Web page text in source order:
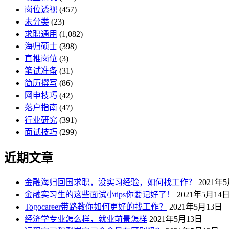
岗位透视 (457)
未分类 (23)
求职通用 (1,082)
海归硕士 (398)
直推岗位 (3)
笔试准备 (31)
简历撰写 (86)
网申技巧 (42)
落户指南 (47)
行业研究 (391)
面试技巧 (299)
近期文章
金融海归回国求职，没实习经验，如何找工作？
2021年5
金融实习生的这些面试小tips你要记好了！
2021年5月14日
Togocareer带路教你如何更好的找工作？
2021年5月13日
经济学专业怎么样，就业前景怎样 2021年5月13日